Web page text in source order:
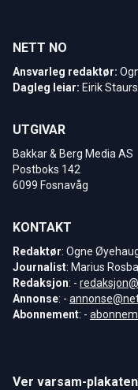
NETT NO
Ansvarleg redaktør:
Dagleg leiar: Eirik
UTGIVAR
Bakkar & Berg Media AS
Postboks 142
6099 Fosnavåg
KONTAKT
Redaktør: Ogne
Journalist: Marius
Redaksjon: -
Annonse: -
Abonnement: -
Ver varsam-plakaten